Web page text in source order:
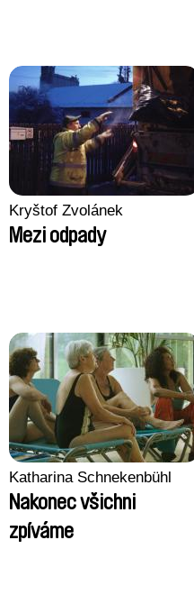
Kryštof Zvolánek
Mezi odpady
Katharina Schnekenbühl
Nakonec všichni
zpíváme